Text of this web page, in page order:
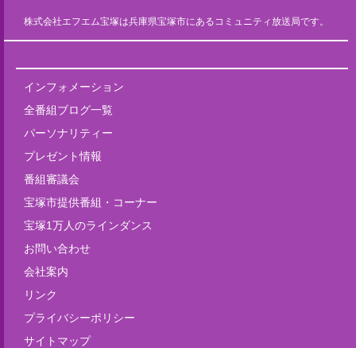
株式会社エフエム宝塚は兵庫県宝塚市にあるコミュニティ放送局です。
インフォメーション
全番組ブログ一覧
パーソナリティー
プレゼント情報
番組審議会
宝塚市提供番組・コーナー
宝塚1万人のラインダンス
お問い合わせ
会社案内
リンク
プライバシーポリシー
サイトマップ